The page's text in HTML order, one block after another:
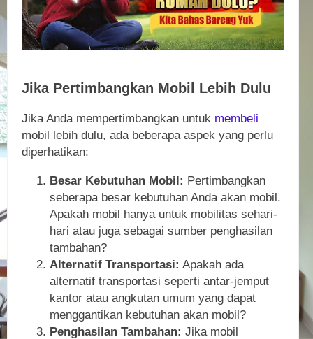
Jika Pertimbangkan Mobil Lebih Dulu
Jika Anda mempertimbangkan untuk membeli
mobil lebih dulu, ada beberapa aspek yang perlu
diperhatikan:
Besar Kebutuhan Mobil: Pertimbangkan
seberapa besar kebutuhan Anda akan mobil.
Apakah mobil hanya untuk mobilitas sehari-
hari atau juga sebagai sumber penghasilan
tambahan?
Alternatif Transportasi: Apakah ada
alternatif transportasi seperti antar-jemput
kantor atau angkutan umum yang dapat
menggantikan kebutuhan akan mobil?
Penghasilan Tambahan: Jika mobil